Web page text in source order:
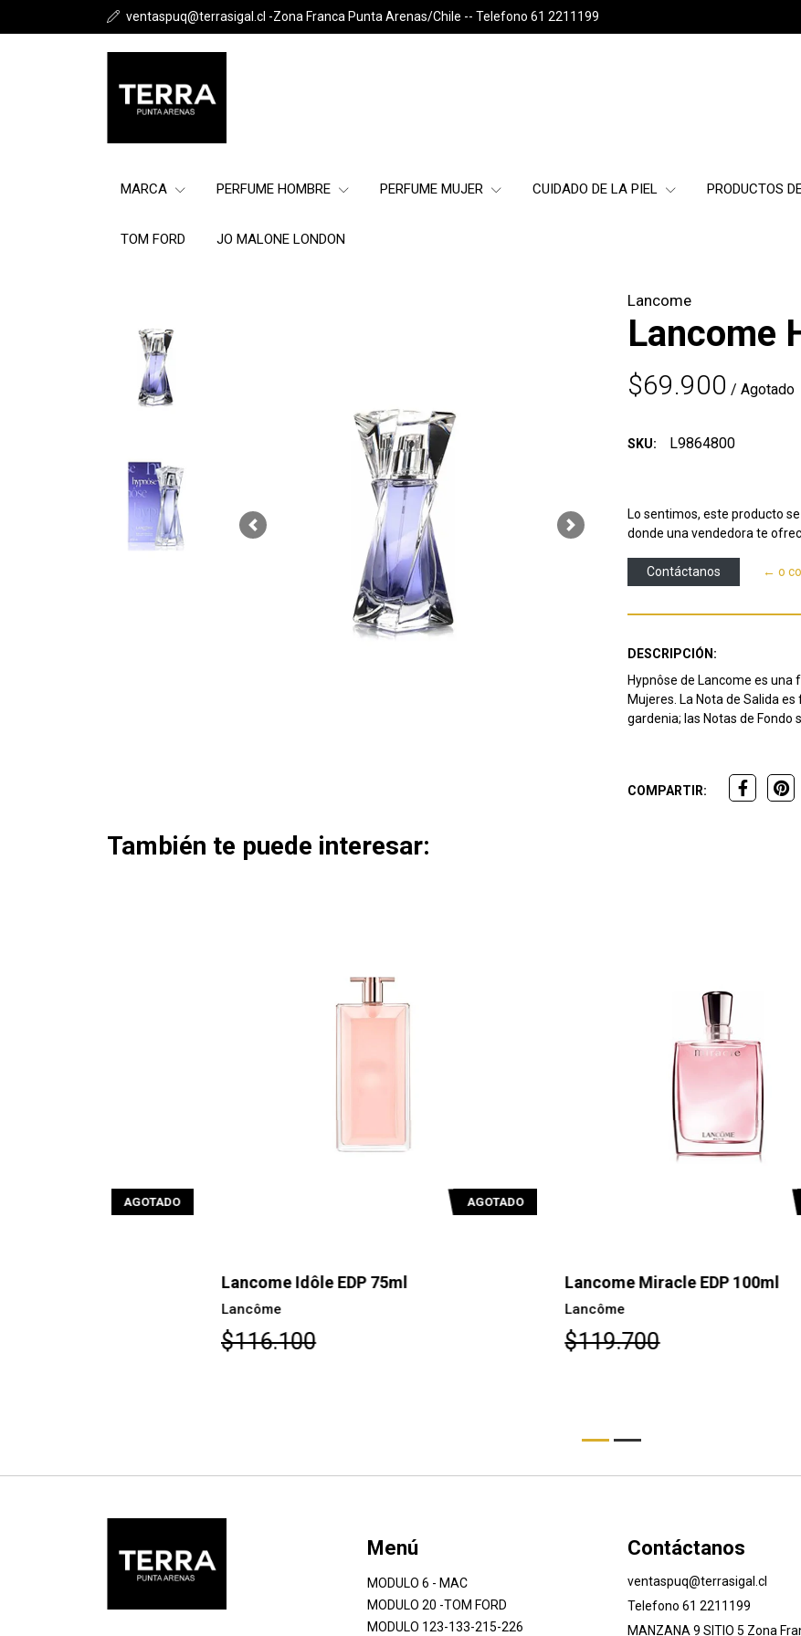
ventaspuq@terrasigal.cl -Zona Franca Punta Arenas/Chile -- Telefono 61 2211199
MARCA PERFUME HOMBRE PERFUME MUJER CUIDADO DE LA PIEL PRODUCTOS
TOM FORD JO MALONE LONDON
Previous Next
Lancome
Lancome
$69.900 / Agotado
SKU: L9864800
Lo sentimos, este producto
donde una vendedora te
Contáctanos ← o
DESCRIPCIÓN:
Hypnôse de Lancome es
Mujeres. La Nota de Salida
gardenia; las Notas de Fondo
COMPARTIR:
También te puede interesar:
Lancome Idôle EDP 75ml Lancome Miracle EDP 100ml
Menú
MODULO 6 - MAC
MODULO 20 -TOM FORD
MODULO 123-133-215-226
Contáctanos
ventaspuq@terrasigal.cl
Telefono 61 2211199
MANZANA 9 SITIO 5 Zona